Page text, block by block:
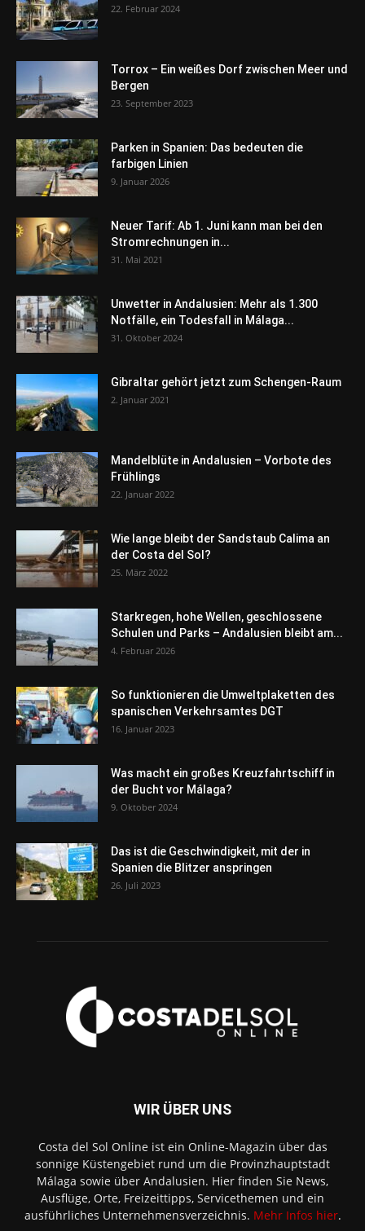
22. Februar 2024
Torrox – Ein weißes Dorf zwischen Meer und
Bergen
23. September 2023
Parken in Spanien: Das bedeuten die
farbigen Linien
9. Januar 2026
Neuer Tarif: Ab 1. Juni kann man bei den
Stromrechnungen in...
31. Mai 2021
Unwetter in Andalusien: Mehr als 1.300
Notfälle, ein Todesfall in Málaga...
31. Oktober 2024
Gibraltar gehört jetzt zum Schengen-Raum
2. Januar 2021
Mandelblüte in Andalusien – Vorbote des
Frühlings
22. Januar 2022
Wie lange bleibt der Sandstaub Calima an
der Costa del Sol?
25. März 2022
Starkregen, hohe Wellen, geschlossene
Schulen und Parks – Andalusien bleibt am...
4. Februar 2026
So funktionieren die Umweltplaketten des
spanischen Verkehrsamtes DGT
16. Januar 2023
Was macht ein großes Kreuzfahrtschiff in
der Bucht vor Málaga?
9. Oktober 2024
Das ist die Geschwindigkeit, mit der in
Spanien die Blitzer anspringen
26. Juli 2023
WIR ÜBER UNS
Costa del Sol Online ist ein Online-Magazin über das
sonnige Küstengebiet rund um die Provinzhauptstadt
Málaga sowie über Andalusien. Hier finden Sie News,
Ausflüge, Orte, Freizeittipps, Servicethemen und ein
ausführliches Unternehmensverzeichnis. Mehr Infos hier.